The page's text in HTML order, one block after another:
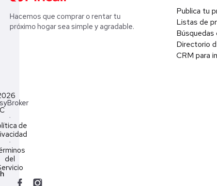
Hacemos que comprar o rentar tu
próximo hogar sea simple y agradable.
Publica tu
Listas de
Búsquedas
Directorio
CRM para
·
de
·
del